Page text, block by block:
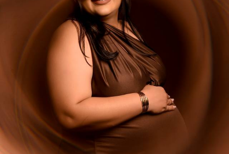
135